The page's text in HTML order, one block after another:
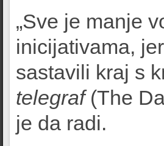
„Sve je manje
inicijativama,
sastavili kraj s
telegraf(The
je da radi.